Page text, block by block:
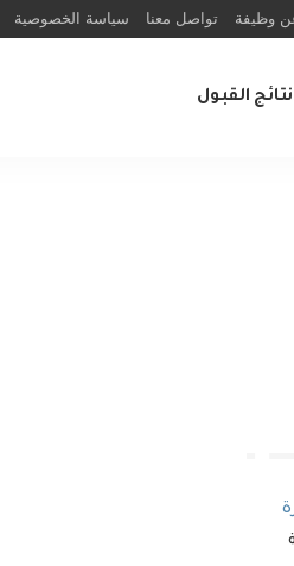
وظيفة تواصل معنا سياسة الخصوصية
نتائج القبول